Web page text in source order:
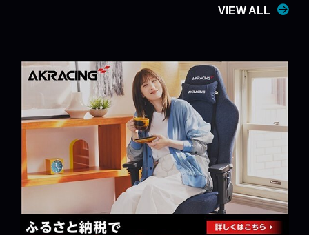
VIEW ALL